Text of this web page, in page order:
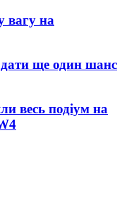
вагу на
ще один шанс
весь подіум на
4